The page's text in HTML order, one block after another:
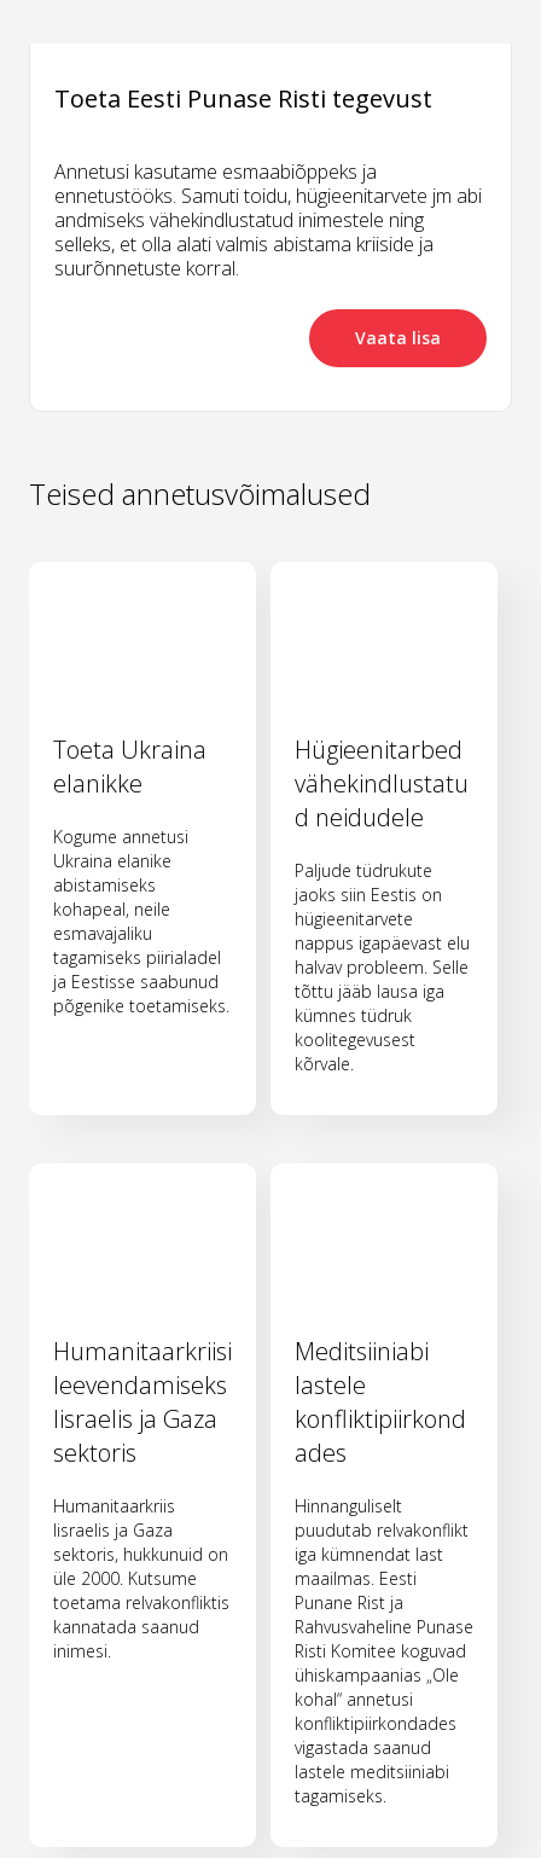
Toeta Eesti Punase Risti tegevust
Annetusi kasutame esmaabiõppeks ja
ennetustööks. Samuti toidu, hügieenitarvete jm abi
andmiseks vähekindlustatud inimestele ning
selleks, et olla alati valmis abistama kriiside ja
suurõnnetuste korral.
Vaata lisa
Teised annetusvõimalused
Toeta Ukraina
elanikke
Kogume annetusi
Ukraina elanike
abistamiseks
kohapeal, neile
esmavajaliku
tagamiseks piirialadel
ja Eestisse saabunud
põgenike toetamiseks.
Hügieenitarbed
vähekindlustatu
d neidudele
Paljude tüdrukute
jaoks siin Eestis on
hügieenitarvete
nappus igapäevast elu
halvav probleem. Selle
tõttu jääb lausa iga
kümnes tüdruk
koolitegevusest
kõrvale.
Humanitaarkriisi
leevendamiseks
Iisraelis ja Gaza
sektoris
Humanitaarkriis
Iisraelis ja Gaza
sektoris, hukkunuid on
üle 2000. Kutsume
toetama relvakonfliktis
kannatada saanud
inimesi.
Meditsiiniabi
lastele
konfliktipiirkond
ades
Hinnanguliselt
puudutab relvakonflikt
iga kümnendat last
maailmas. Eesti
Punane Rist ja
Rahvusvaheline Punase
Risti Komitee koguvad
ühiskampaanias „Ole
kohal“ annetusi
konfliktipiirkondades
vigastada saanud
lastele meditsiiniabi
tagamiseks.